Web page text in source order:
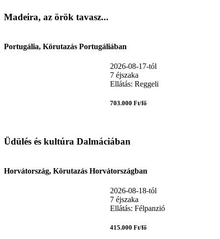
Madeira, az örök tavasz...
Portugália, Körutazás Portugáliában
2026-08-17-tól
7 éjszaka
Ellátás: Reggeli
703.000 Ft/fő
Üdülés és kultúra Dalmáciában
Horvátország, Körutazás Horvátországban
2026-08-18-tól
7 éjszaka
Ellátás: Félpanzió
415.000 Ft/fő